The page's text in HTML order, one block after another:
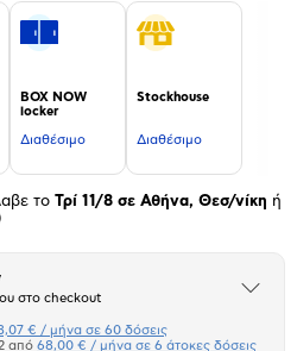
BOX NOW
locker
Διαθέσιμο
Stockhouse
Διαθέσιμο
το Τρί 11/8 σε Αθήνα, Θεσ/νίκη ή
στο checkout
Άνοιξε
κάρτα
€ / μήνα σε 60 δόσεις
από 68,00 € / μήνα σε 6 άτοκες δόσεις